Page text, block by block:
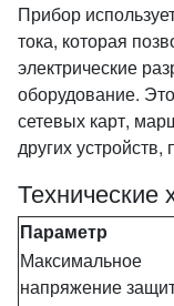
Прибор
тока, которая
электрические
оборудование.
сетевых карт,
других
Технические
Параметр
Максимальное
напряжение